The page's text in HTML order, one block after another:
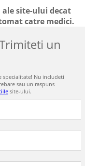
site-ului decat
catre medici.
un
Nu includeti
sau un raspuns
site-ului.